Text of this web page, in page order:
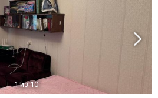
1 из 10